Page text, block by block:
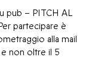
pub – PITCH AL
partecipare è
alla mail
non oltre il 5